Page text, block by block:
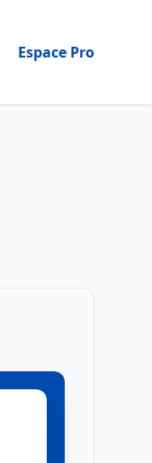
Espace Pro